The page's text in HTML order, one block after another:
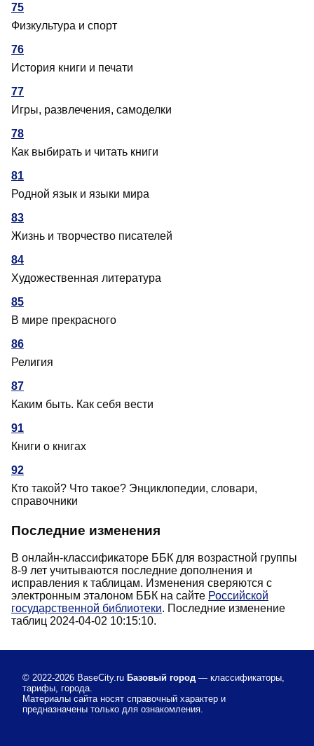
75
Физкультура и спорт
76
История книги и печати
77
Игры, развлечения, самоделки
78
Как выбирать и читать книги
81
Родной язык и языки мира
83
Жизнь и творчество писателей
84
Художественная литература
85
В мире прекрасного
86
Религия
87
Каким быть. Как себя вести
91
Книги о книгах
92
Кто такой? Что такое? Энциклопедии, словари,
справочники
Последние изменения
В онлайн-классификаторе ББК для возрастной группы
8-9 лет учитываются последние дополнения и
исправления к таблицам. Изменения сверяются с
электронным эталоном ББК на сайте Российской
государственной библиотеки. Последние изменение
таблиц 2024-04-02 10:15:10.
© 2022-2026 BaseCity.ru Базовый город — классификаторы,
тарифы, города.
Материалы сайта носят справочный характер и
предназначены только для ознакомления.